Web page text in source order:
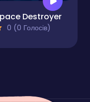
Destroyer
0 (0 Голосів)